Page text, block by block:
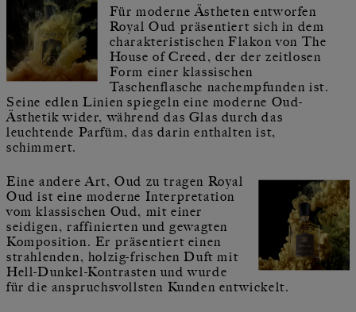
Für moderne Ästheten entworfen
Royal Oud präsentiert sich in dem
charakteristischen Flakon von The
House of Creed, der der zeitlosen
Form einer klassischen
Taschenflasche nachempfunden ist.
Seine edlen Linien spiegeln eine moderne Oud-
Ästhetik wider, während das Glas durch das
leuchtende Parfüm, das darin enthalten ist,
schimmert.
Eine andere Art, Oud zu tragen Royal
Oud ist eine moderne Interpretation
vom klassischen Oud, mit einer
seidigen, raffinierten und gewagten
Komposition. Er präsentiert einen
strahlenden, holzig-frischen Duft mit
Hell-Dunkel-Kontrasten und wurde
für die anspruchsvollsten Kunden entwickelt.